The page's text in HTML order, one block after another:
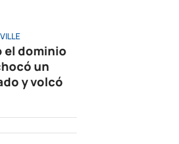
el dominio
un
y volcó